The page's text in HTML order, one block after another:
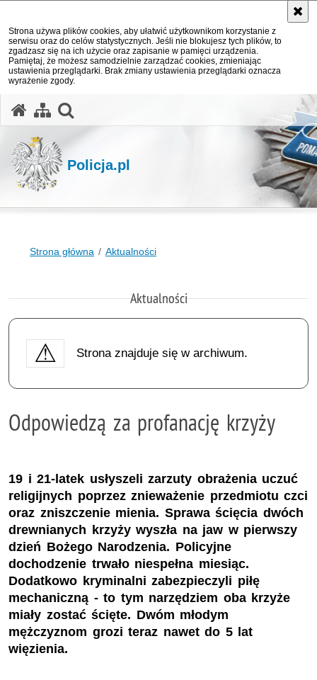
Strona używa plików cookies, aby ułatwić użytkownikom korzystanie z
serwisu oraz do celów statystycznych. Jeśli nie blokujesz tych plików, to
zgadzasz się na ich użycie oraz zapisanie w pamięci urządzenia.
Pamiętaj, że możesz samodzielnie zarządzać cookies, zmieniając
ustawienia przeglądarki. Brak zmiany ustawienia przeglądarki oznacza
wyrażenie zgody.
Policja.pl
Strona główna Aktualności
Aktualności
Strona znajduje się w archiwum.
Odpowiedzą za profanację krzyży
19 i 21-latek usłyszeli zarzuty obrażenia uczuć
religijnych poprzez znieważenie przedmiotu czci
oraz zniszczenie mienia. Sprawa ścięcia dwóch
drewnianych krzyży wyszła na jaw w pierwszy
dzień Bożego Narodzenia. Policyjne
dochodzenie trwało niespełna miesiąc.
Dodatkowo kryminalni zabezpieczyli piłę
mechaniczną - to tym narzędziem oba krzyże
miały zostać ścięte. Dwóm młodym
mężczyznom grozi teraz nawet do 5 lat
więzienia.